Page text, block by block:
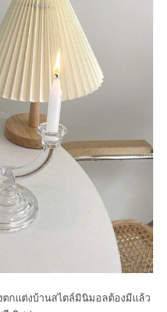
ตกแต่งบ้านสไตล์มินิมอลต้องมีแล้ว